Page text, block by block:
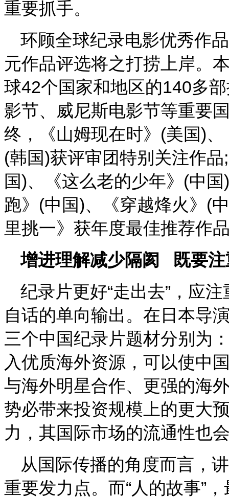
重要抓手。
环顾全球纪录电影优秀作
元作品评选将之打捞上岸。
球42个国家和地区的140多
影节、威尼斯电影节等重要
终，《山姆现在时》(美国)
(韩国)获评审团特别关注作
国)、《这么老的少年》(中
跑》(中国)、《穿越烽火》(
里挑一》获年度最佳推荐作
增进理解减少隔阂 既要
纪录片更好“走出去”，应
自话的单向输出。在日本导
三个中国纪录片题材分别为
入优质海外资源，可以使中
与海外明星合作、更强的海
势必带来投资规模上的更大
力，其国际市场的流通性也
从国际传播的角度而言，
重要发力点。而“人的故事”